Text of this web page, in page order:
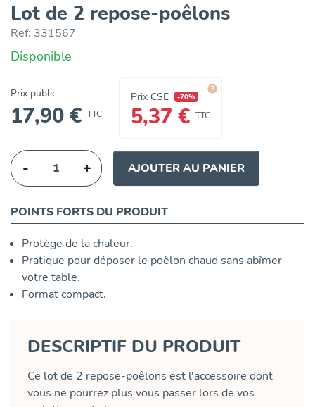
Lot de 2 repose-poêlons
Ref: 331567
Disponible
Prix public
17,90 € TTC
Prix CSE -70%
5,37 € TTC

- + AJOUTER AU PANIER
POINTS FORTS DU PRODUIT
Protège de la chaleur.
Pratique pour déposer le poêlon chaud sans abîmer
votre table.
Format compact.
DESCRIPTIF DU PRODUIT
Ce lot de 2 repose-poêlons est l'accessoire dont
vous ne pourrez plus vous passer lors de vos